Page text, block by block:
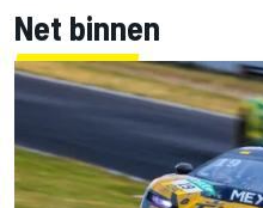
Net binnen